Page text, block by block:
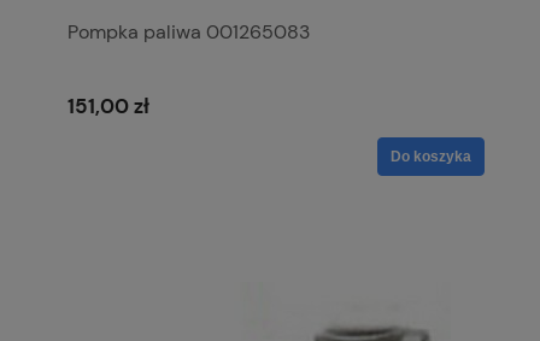
Pompka paliwa 001265083
151,00 zł
Do koszyka